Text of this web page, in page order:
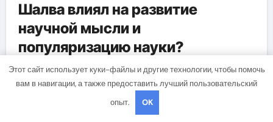
Шалва влиял на развитие
научной мысли и
популяризацию науки?
Амонашвили Шалва сделал огромный вклад в
развитие научной мысли и популяризацию
науки. Он активно занимался научными
Этот сайт использует куки-файлы и другие технологии, чтобы помочь
вам в навигации, а также предоставить лучший пользовательский
опыт.
OK